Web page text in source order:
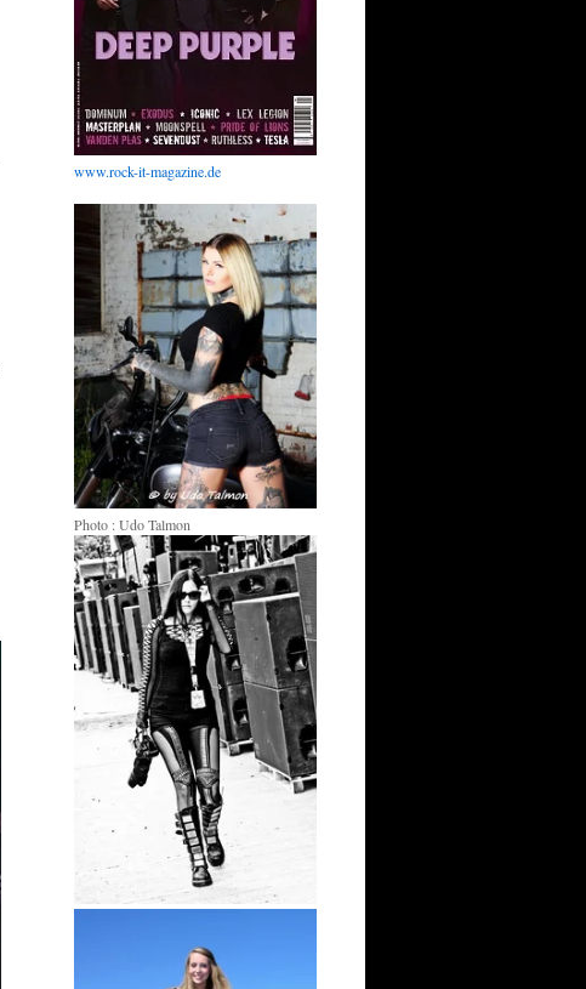
www.rock-it-magazine.de
Photo : Udo Talmon